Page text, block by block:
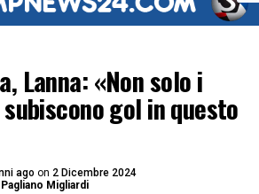
Lanna: «Non solo i
gol in questo
ago on 2 Dicembre 2024
Migliardi